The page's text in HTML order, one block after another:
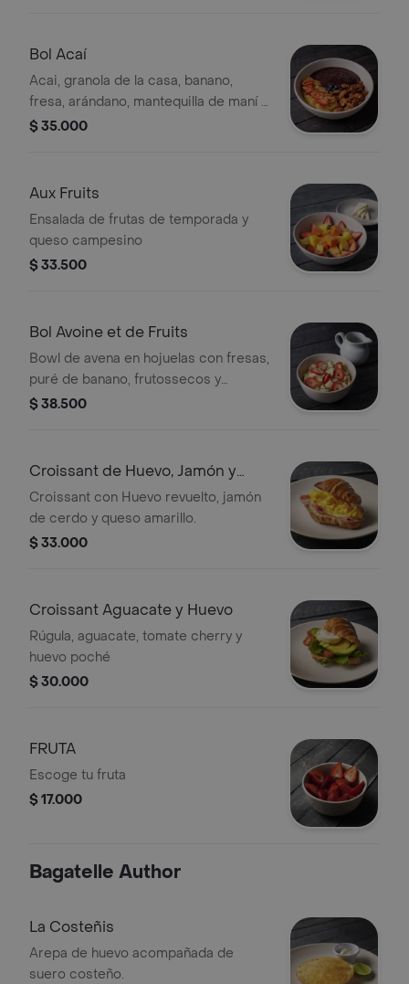
Bol Acaí
Acai, granola de la casa, banano,
fresa, arándano, mantequilla de maní y
semillas de chía.
$ 35.000
Aux Fruits
Ensalada de frutas de temporada y
queso campesino
$ 33.500
Bol Avoine et de Fruits
Bowl de avena en hojuelas con fresas,
puré de banano, frutossecos y
semillas de chía; servido con leche de
$ 38.500
Croissant de Huevo, Jamón y
Queso
Croissant con Huevo revuelto, jamón
de cerdo y queso amarillo.
$ 33.000
Croissant Aguacate y Huevo
Rúgula, aguacate, tomate cherry y
huevo poché
$ 30.000
FRUTA
Escoge tu fruta
$ 17.000
Bagatelle Author
La Costeñis
Arepa de huevo acompañada de
suero costeño.